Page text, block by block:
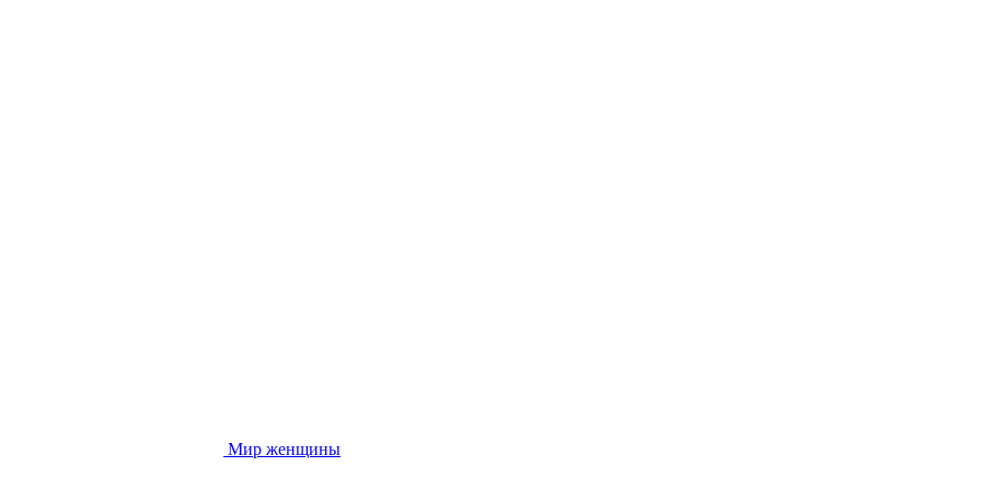
Мир женщины